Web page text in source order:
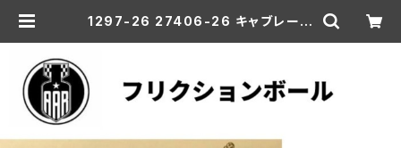
1297-26 27406-26 キャブレータ